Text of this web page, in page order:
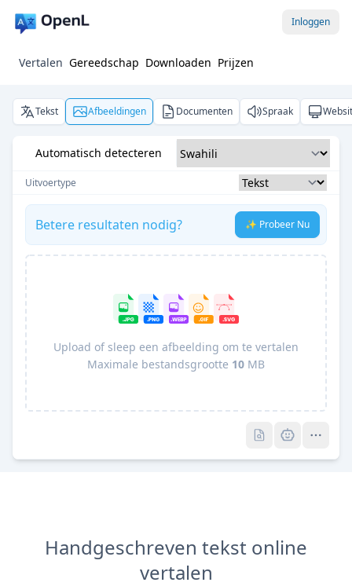
Inloggen
Vertalen Gereedschap Downloaden Prijzen
Tekst Afbeeldingen Documenten Spraak
Automatisch detecteren
Uitvoertype
Betere resultaten nodig? ✨ Probeer Nu
Upload of sleep een afbeelding om te vertalen
Maximale bestandsgrootte 10 MB
Handgeschreven tekst online
vertalen